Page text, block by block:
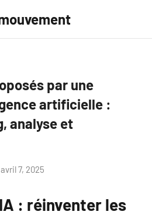
par une
artificielle :
analyse et
avril 7, 2025
: réinventer les